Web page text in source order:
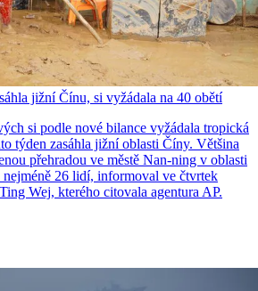
jižní Čínu, si vyžádala na 40 obětí
si podle nové bilance vyžádala tropická
týden zasáhla jižní oblasti Číny. Většina
přehradou ve městě Nan-ning v oblasti
26 lidí, informoval ve čtvrtek
Wej, kterého citovala agentura AP.